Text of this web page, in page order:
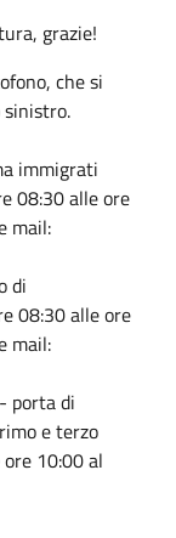
grazie!
che si
immigrati
08:30 alle ore
mail:
di
08:30 alle ore
mail:
porta di
e terzo
10:00 al